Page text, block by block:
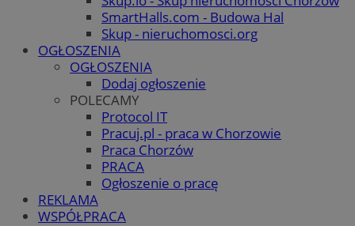
SmartHalls.com - Budowa Hal
Skup - nieruchomosci.org
OGŁOSZENIA
OGŁOSZENIA
Dodaj ogłoszenie
POLECAMY
Protocol IT
Pracuj.pl - praca w Chorzowie
Praca Chorzów
PRACA
Ogłoszenie o pracę
REKLAMA
WSPÓŁPRACA